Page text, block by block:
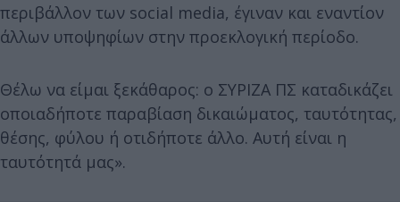
περιβάλλον των social media, έγιναν και εναντίον
άλλων υποψηφίων στην προεκλογική περίοδο.
Θέλω να είμαι ξεκάθαρος: ο ΣΥΡΙΖΑ ΠΣ καταδικάζει
οποιαδήποτε παραβίαση δικαιώματος, ταυτότητας,
θέσης, φύλου ή οτιδήποτε άλλο. Αυτή είναι η
ταυτότητά μας».